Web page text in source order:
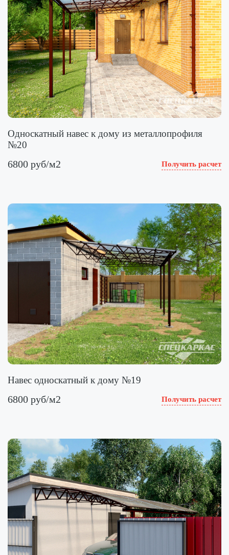
Односкатный навес к дому из металлопрофиля
№20
6800 руб/м2 Получить расчет
Навес односкатный к дому №19
6800 руб/м2 Получить расчет